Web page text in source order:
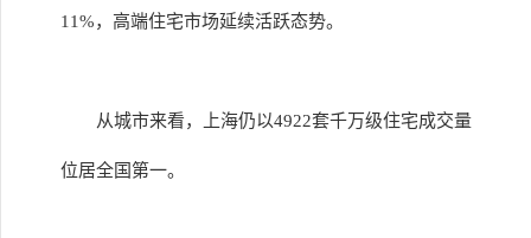
11%，高端住宅市场延续活跃态势。
从城市来看，上海仍以4922套千万级住宅成交量
位居全国第一。